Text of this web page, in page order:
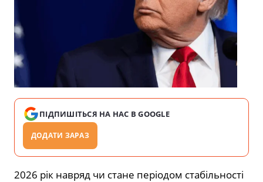
ПІДПИШІТЬСЯ НА НАС В GOOGLE
ДОДАТИ ЗАРАЗ
2026 рік навряд чи стане періодом стабільності